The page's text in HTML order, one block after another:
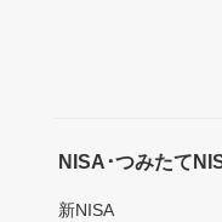
NISA･つみたて
新NISA